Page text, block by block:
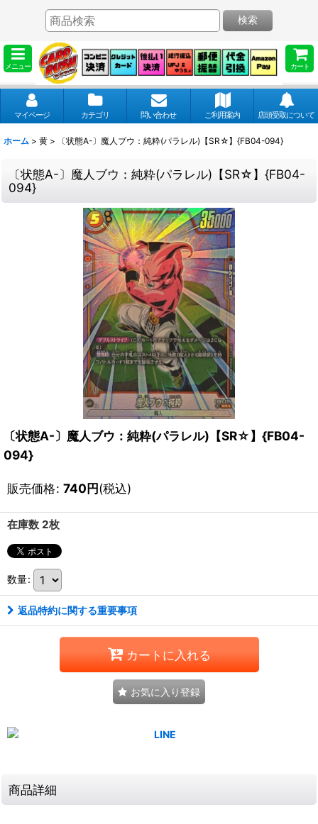
メニュー カート
検索
マイページ カテゴリ 問い合わせ ご利用案内 店頭受取について
ホーム > 黄 > 〔状態A-〕魔人ブウ：純粋(パラレル)【SR☆】{FB04-094}
〔状態A-〕魔人ブウ：純粋(パラレル)【SR☆】{FB04-
094}
〔状態A-〕魔人ブウ：純粋(パラレル)【SR☆】{FB04-
094}
販売価格: 740円(税込)
在庫数 2枚
数量:
返品特約に関する重要事項
カートに入れる
お気に入り登録
商品詳細